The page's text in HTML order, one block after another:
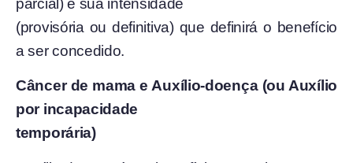
parcial) e sua intensidade
(provisória ou definitiva) que definirá o benefício
a ser concedido.
Câncer de mama e Auxílio-doença (ou Auxílio
por incapacidade
temporária)